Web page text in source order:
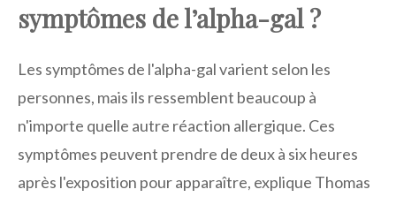
symptômes de l’alpha-gal ?
Les symptômes de l'alpha-gal varient selon les
personnes, mais ils ressemblent beaucoup à
n'importe quelle autre réaction allergique. Ces
symptômes peuvent prendre de deux à six heures
après l'exposition pour apparaître, explique Thomas